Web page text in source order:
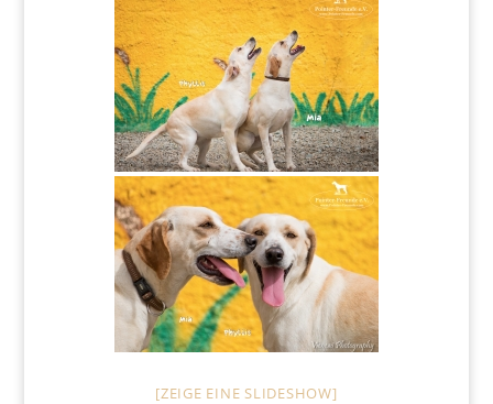
[ZEIGE EINE SLIDESHOW]